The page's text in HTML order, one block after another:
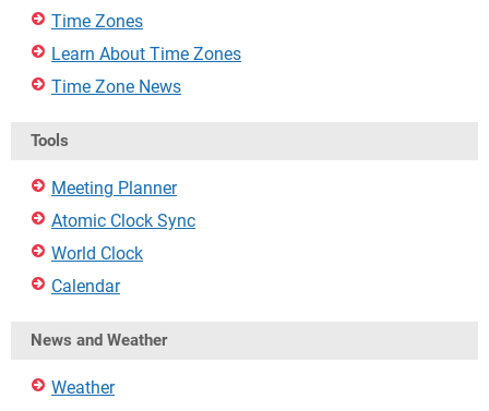
Time Zones
Learn About Time Zones
Time Zone News
Tools
Meeting Planner
Atomic Clock Sync
World Clock
Calendar
News and Weather
Weather